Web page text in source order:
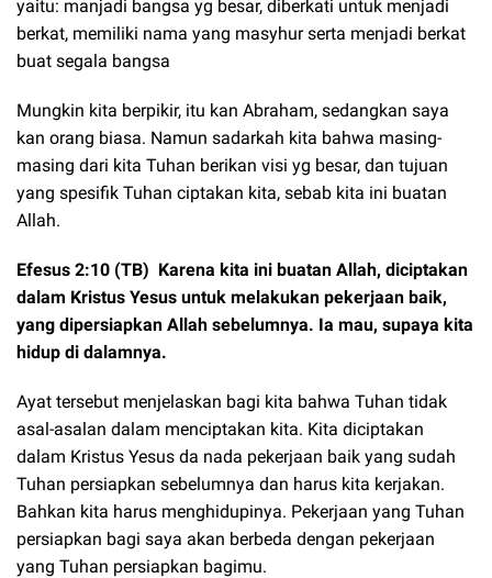
yaitu: manjadi bangsa yg besar, diberkati untuk menjadi
berkat, memiliki nama yang masyhur serta menjadi berkat
buat segala bangsa
Mungkin kita berpikir, itu kan Abraham, sedangkan saya
kan orang biasa. Namun sadarkah kita bahwa masing-
masing dari kita Tuhan berikan visi yg besar, dan tujuan
yang spesifik Tuhan ciptakan kita, sebab kita ini buatan
Allah.
Efesus 2:10 (TB) Karena kita ini buatan Allah, diciptakan
dalam Kristus Yesus untuk melakukan pekerjaan baik,
yang dipersiapkan Allah sebelumnya. Ia mau, supaya kita
hidup di dalamnya.
Ayat tersebut menjelaskan bagi kita bahwa Tuhan tidak
asal-asalan dalam menciptakan kita. Kita diciptakan
dalam Kristus Yesus da nada pekerjaan baik yang sudah
Tuhan persiapkan sebelumnya dan harus kita kerjakan.
Bahkan kita harus menghidupinya. Pekerjaan yang Tuhan
persiapkan bagi saya akan berbeda dengan pekerjaan
yang Tuhan persiapkan bagimu.